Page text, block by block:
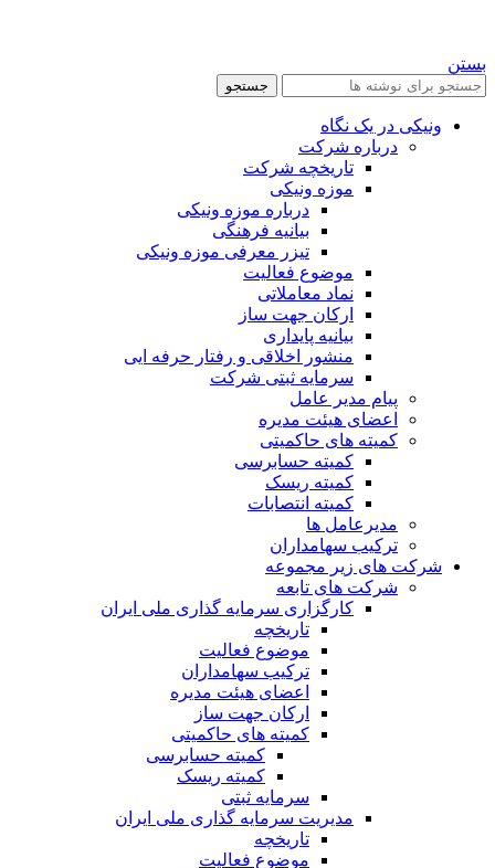
بستن
جستجو
ونیکی در یک نگاه
درباره شرکت
تاریخچه شرکت
موزه ونیکی
درباره موزه ونیکی
بیانیه فرهنگی
تیزر معرفی موزه ونیکی
موضوع فعالیت
نماد معاملاتی
ارکان جهت ساز
بیانیه پایداری
منشور اخلاقی و رفتار حرفه ایی
سرمایه ثبتی شرکت
پیام مدیر عامل
اعضای هیئت مدیره
کمیته های حاکمیتی
کمیته حسابرسی
کمیته ریسک
کمیته انتصابات
مدیرعامل ها
ترکیب سهامداران
شرکت های زیر مجموعه
شرکت های تابعه
کارگزاری سرمایه گذاری ملی ایران
تاریخچه
موضوع فعالیت
ترکیب سهامداران
اعضای هیئت مدیره
ارکان جهت ساز
کمیته های حاکمیتی
کمیته حسابرسی
کمیته ریسک
سرمایه ثبتی
مدیریت سرمایه گذاری ملی ایران
تاریخچه
موضوع فعالیت